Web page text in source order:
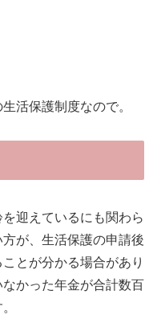
活保護制度なので。
迎えているにも関わら
が、生活保護の申請後
とが分かる場合があり
かった年金が合計数百